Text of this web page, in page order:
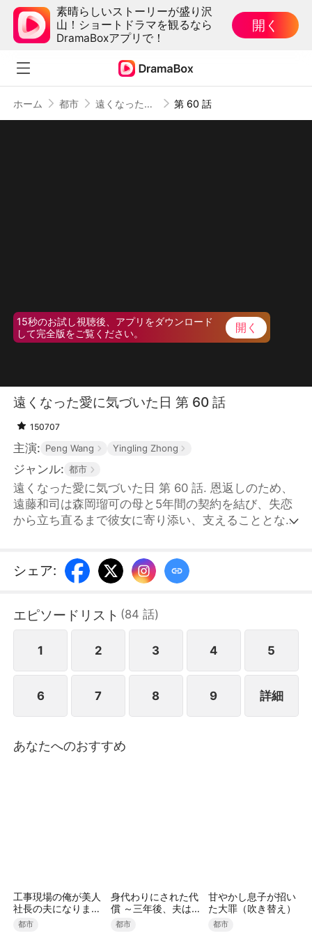
素晴らしいストーリーが盛り沢
山！ショートドラマを観るなら
DramaBoxアプリで！
開く
ホーム 都市 遠くなった愛に気づいた日 第 60 話
15秒のお試し視聴後、アプリをダウンロード
して完全版をご覧ください。
開く
遠くなった愛に気づいた日 第 60 話
150707
主演: Peng Wang Yingling Zhong
ジャンル: 都市
遠くなった愛に気づいた日 第 60 話. 恩返しのため、
遠藤和司は森岡瑠可の母と5年間の契約を結び、失恋
から立ち直るまで彼女に寄り添い、支えることとな
や なると）の代わりでしかなかった。契約が満了
し、菅谷成斗が帰国したことで、遠藤和司は身を引く
存在に慣れきっており、彼の真心に気づけなかった。
遠藤和司が去った後、ようやく彼女は離婚協議書に気
付き、必死に遠藤和司を探すが見つからない。母から
を失ったことに気づく。その頃、遠藤和司はすでに新
たな人生の旅へと踏み出し、自らの夢を追い始めてい
た。
シェア:
エピソードリスト (84 話)
1 2 3 4 5
6 7 8 9 詳細
あなたへのおすすめ
工事現場の俺が美人
社長の夫になりまし
た
都市
身代わりにされた代
償 ～三年後、夫は家
族を捨てた～
都市
甘やかし息子が招い
た大罪（吹き替え）
都市